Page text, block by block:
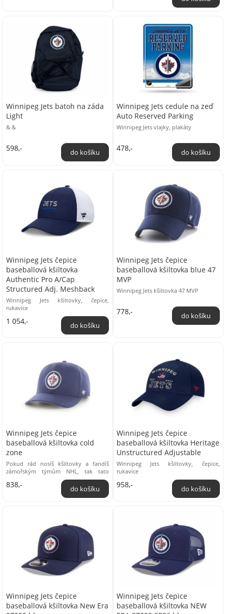
Winnipeg Jets batoh na záda
Light
& &
598,-
Winnipeg Jets cedule na zeď
Auto Reserved Parking
Winnipeg Jets vlajky, plakáty
478,-
Winnipeg Jets čepice
baseballová kšiltovka
Authentic Pro A/Cap
Structured Adj. Meshback
Winnipeg Jets kšiltovky, čepice,
rukavice
1 054,-
Winnipeg Jets čepice
baseballová kšiltovka blue 47
MVP
Winnipeg Jets kšiltovka 47 MVP
778,-
Winnipeg Jets čepice
baseballová kšiltovka cold
zone
Pokud rád nosíš kšiltovky a fandíš
zámořským týmům NHL, tak tato
kolekce kšiltovek Cold Zone je přímo
pro tebe! ...
838,-
Winnipeg Jets čepice
baseballová kšiltovka Heritage
Unstructured Adjustable
Winnipeg Jets kšiltovky, čepice,
rukavice
958,-
Winnipeg Jets čepice
baseballová kšiltovka New Era
Winnipeg Jets čepice
baseballová kšiltovka NEW